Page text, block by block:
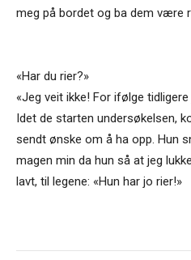
meg på bordet og ba dem være
«Har du rier?»
«Jeg veit ikke! For ifølge
Idet de starten undersøkelsen,
sendt ønske om å ha opp. Hun
magen min da hun så at jeg
lavt, til legene: «Hun har jo rier!»